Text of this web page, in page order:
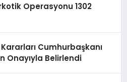
Operasyonu 1302
Kararları Cumhurbaşkanı
Onayıyla Belirlendi